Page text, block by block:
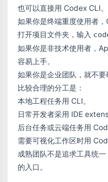
也可以直接用 Codex CLI。
如果你是终端重度使用者，
打开项目文件夹，输入
如果你是非技术使用者，
容易上手。
如果你是企业团队，就不要
比较合理的分工是：
本地工程任务用 CLI。
日常开发者采用 IDE
后台任务或云端任务用
需要可视化工作区时用
成熟团队不是追求工具统
的入口。